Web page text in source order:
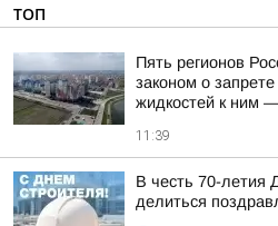
ТОП
Пять регионов
законом о
жидкостей к ним
11:39
В честь 70-летия
делиться